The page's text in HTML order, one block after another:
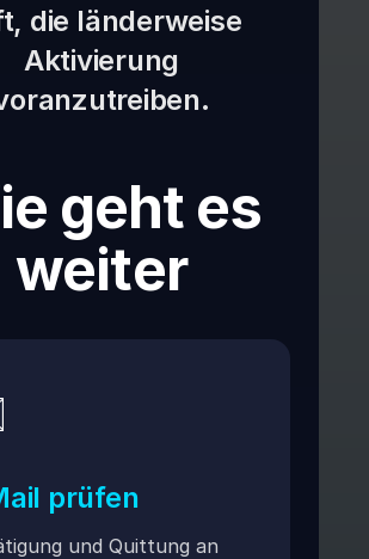
die länderweise
Aktivierung
geht es
weiter
prüfen
und Quittung an